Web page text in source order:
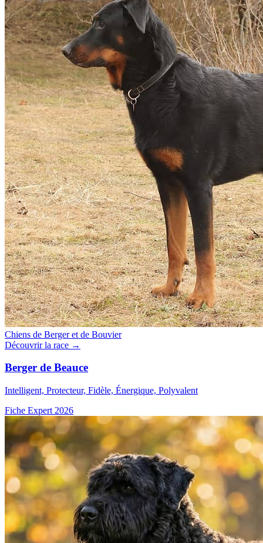
Chiens de Berger et de Bouvier
Découvrir la race →
Berger de Beauce
Intelligent, Protecteur, Fidèle, Énergique, Polyvalent
Fiche Expert 2026